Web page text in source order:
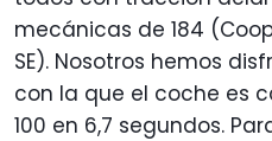
mecánicas de 184
SE). Nosotros hemos
con la que el coche es
100 en 6,7 segundos.